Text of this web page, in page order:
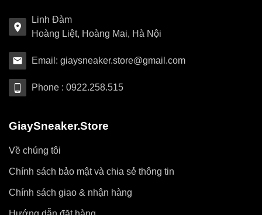
Linh Đàm
Hoàng Liệt, Hoàng Mai, Hà Nội
Email: giaysneaker.store@gmail.com
Phone : 0922.258.515
GiaySneaker.Store
Về chúng tôi
Chính sách bảo mật và chia sẻ thông tin
Chính sách giao & nhận hàng